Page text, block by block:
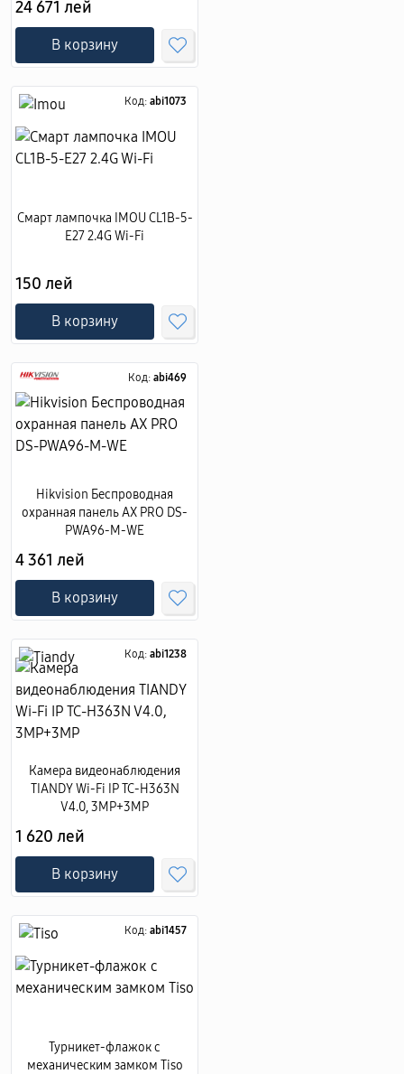
24 671 лей
В корзину
Код: abi1073
Смарт лампочка IMOU CL1B-5-
E27 2.4G Wi-Fi
150 лей
В корзину
Код: abi469
Hikvision Беспроводная
охранная панель AX PRO DS-
PWA96-M-WE
4 361 лей
В корзину
Код: abi1238
Камера видеонаблюдения
TIANDY Wi-Fi IP TC-H363N
V4.0, 3MP+3MP
1 620 лей
В корзину
Код: abi1457
Турникет-флажок с
механическим замком Tiso